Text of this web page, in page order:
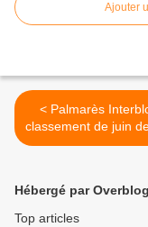
Ajouter
< Palmarès Interblogs :
classement de juin
2014
Hébergé par Overblog
Top articles